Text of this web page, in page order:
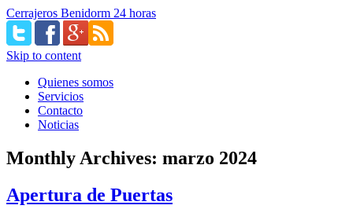
Cerrajeros Benidorm 24 horas
Skip to content
Quienes somos
Servicios
Contacto
Noticias
Monthly Archives: marzo 2024
Apertura de Puertas